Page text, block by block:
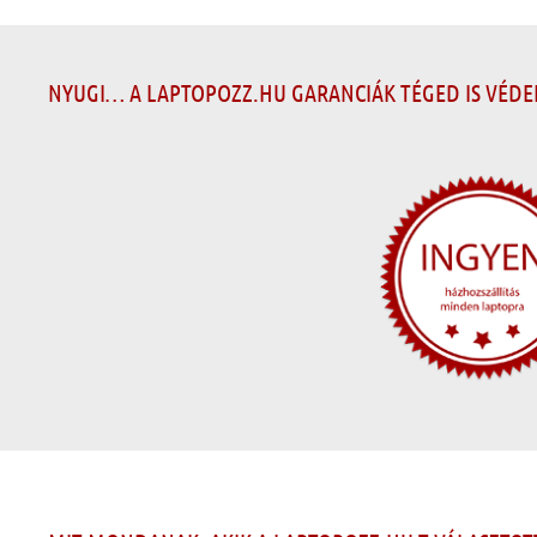
NYUGI… A LAPTOPOZZ.HU GARANCIÁK TÉGED IS